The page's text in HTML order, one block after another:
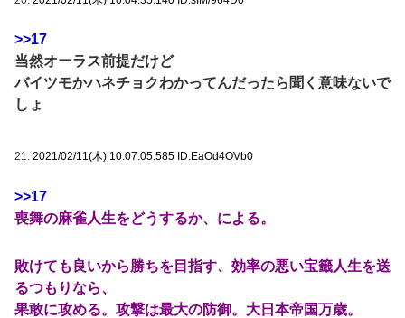
>>17
当然オーラス前提だけど
バイツモかハネチョクわかってんだったら聞く意味ないで
しょ
21: 2021/02/11(木) 10:07:05.585 ID:EaOd4OVb0
>>17
喪舞の麻雀人生をどうするか、による。
敗けても良いから勝ちを目指す、効率の悪い宝籤人生を送
るつもりなら、
果敢に攻める。攻撃は最大の防御。大日本帝国万歳。